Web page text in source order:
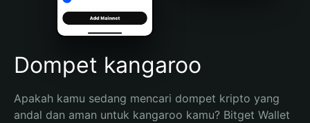
Português (Brasil)
Español (Argentina)
Dompet kangaroo
Apakah kamu sedang mencari dompet kripto yang
andal dan aman untuk kangaroo kamu? Bitget Wallet